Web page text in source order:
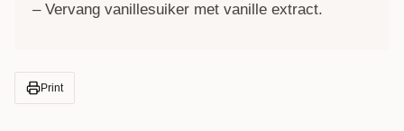
– Vervang vanillesuiker met vanille extract.
Print